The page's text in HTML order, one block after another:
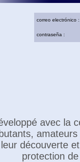
correo electrónico :
contraseña :
avec la
découverte
protection